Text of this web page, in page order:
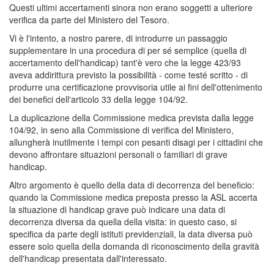
Questi ultimi accertamenti sinora non erano soggetti a ulteriore
verifica da parte del Ministero del Tesoro.
Vi è l'intento, a nostro parere, di introdurre un passaggio
supplementare in una procedura di per sé semplice (quella di
accertamento dell'handicap) tant'è vero che la legge 423/93
aveva addirittura previsto la possibilità - come testé scritto - di
produrre una certificazione provvisoria utile ai fini dell'ottenimento
dei benefici dell'articolo 33 della legge 104/92.
La duplicazione della Commissione medica prevista dalla legge
104/92, in seno alla Commissione di verifica del Ministero,
allungherà inutilmente i tempi con pesanti disagi per i cittadini che
devono affrontare situazioni personali o familiari di grave
handicap.
Altro argomento è quello della data di decorrenza del beneficio:
quando la Commissione medica preposta presso la ASL accerta
la situazione di handicap grave può indicare una data di
decorrenza diversa da quella della visita: in questo caso, si
specifica da parte degli istituti previdenziali, la data diversa può
essere solo quella della domanda di riconoscimento della gravità
dell'handicap presentata dall'interessato.